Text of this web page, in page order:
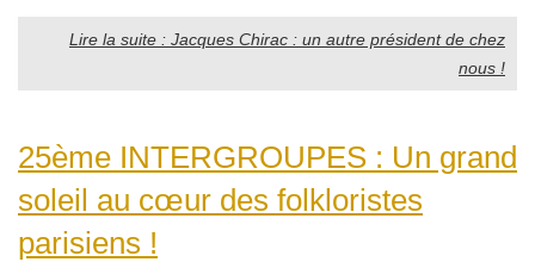
Lire la suite : Jacques Chirac : un autre président de chez
nous !
25ème INTERGROUPES : Un grand
soleil au cœur des folkloristes
parisiens !